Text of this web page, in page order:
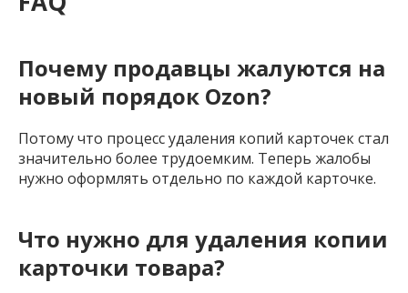
Почему продавцы жалуются на
новый порядок Ozon?
Потому что процесс удаления копий карточек стал
значительно более трудоемким. Теперь жалобы
нужно оформлять отдельно по каждой карточке.
Что нужно для удаления копии
карточки товара?